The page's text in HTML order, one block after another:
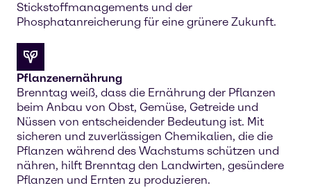
Stickstoffmanagements und der
Phosphatanreicherung für eine grünere Zukunft.
Pflanzenernährung
Brenntag weiß, dass die Ernährung der Pflanzen
beim Anbau von Obst, Gemüse, Getreide und
Nüssen von entscheidender Bedeutung ist. Mit
sicheren und zuverlässigen Chemikalien, die die
Pflanzen während des Wachstums schützen und
nähren, hilft Brenntag den Landwirten, gesündere
Pflanzen und Ernten zu produzieren.